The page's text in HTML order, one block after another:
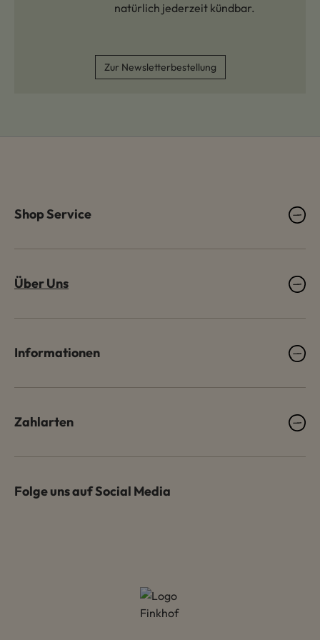
natürlich jederzeit kündbar.
Zur Newsletterbestellung
Shop Service
Über Uns
Informationen
Zahlarten
Folge uns auf Social Media